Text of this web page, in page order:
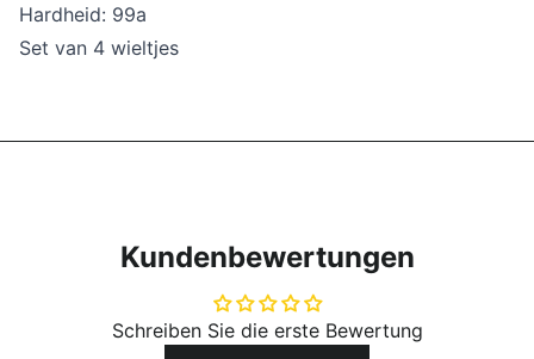
Hardheid: 99a
Set van 4 wieltjes
Kundenbewertungen
Schreiben Sie die erste Bewertung